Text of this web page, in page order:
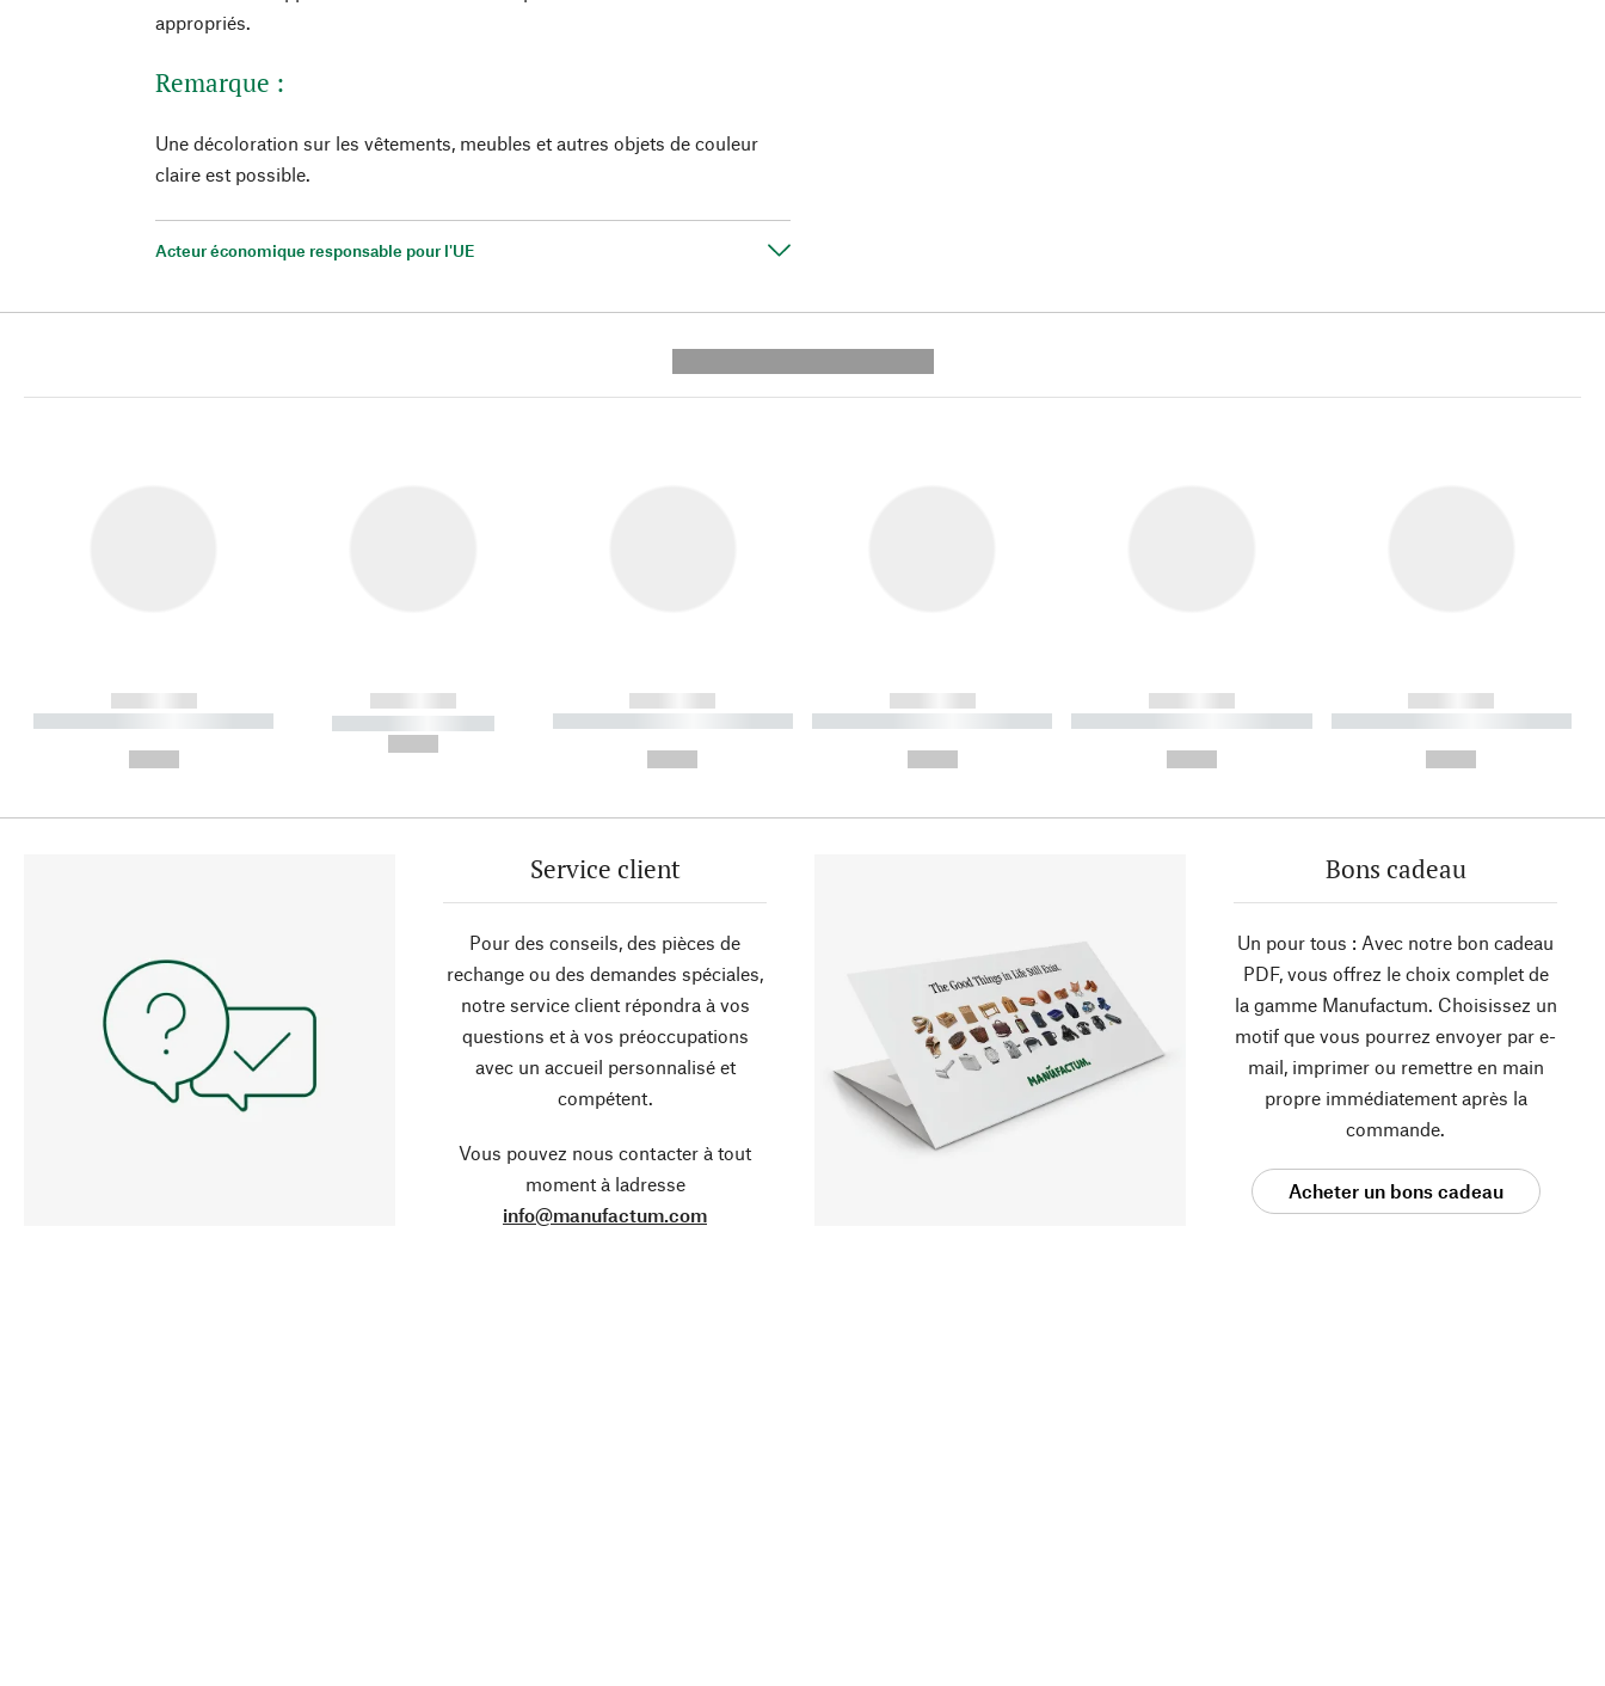
appropriés.
Remarque :
Une décoloration sur les vêtements, meubles et autres objets de couleur
claire est possible.
Acteur économique responsable pour l'UE
------------
----------- ----------- ----------
------------
----------- -----------
------------
----------- ----------- ----------
------------
----------- ----------- ----------
------------
----------- ----------- ----------
------------
----------- ----------- ----------
Service client
Pour des conseils, des pièces de
rechange ou des demandes spéciales,
notre service client répondra à vos
questions et à vos préoccupations
avec un accueil personnalisé et
compétent.
Vous pouvez nous contacter à tout
moment à ladresse
info@manufactum.com
Bons cadeau
Un pour tous : Avec notre bon cadeau
PDF, vous offrez le choix complet de
la gamme Manufactum. Choisissez un
motif que vous pourrez envoyer par e-
mail, imprimer ou remettre en main
propre immédiatement après la
commande.
Acheter un bons cadeau